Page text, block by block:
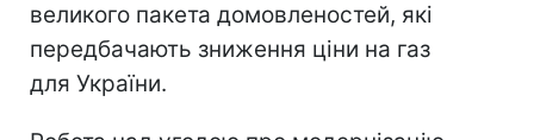
великого пакета домовленостей, які
передбачають зниження ціни на газ
для України.